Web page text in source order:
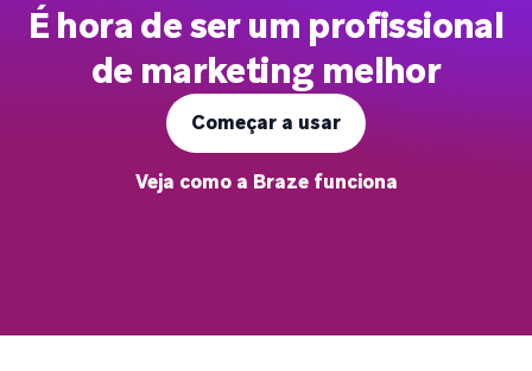
É hora de ser um profissional
de marketing melhor
Começar a usar
Veja como a Braze funciona